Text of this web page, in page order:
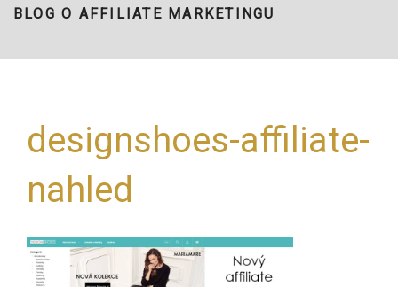
BLOG O AFFILIATE MARKETINGU
designshoes-affiliate-
nahled